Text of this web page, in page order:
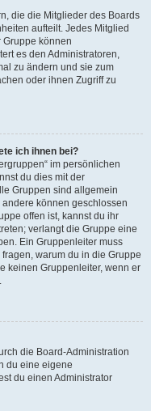
die die Mitglieder des Boards
aufteilt. Jedes Mitglied
können
es den Administratoren,
zu ändern und sie zum
oder ihnen Zugriff zu
ich ihnen bei?
im persönlichen
du dies mit der
Gruppen sind allgemein
können geschlossen
offen ist, kannst du ihr
verlangt die Gruppe eine
Ein Gruppenleiter muss
warum du in die Gruppe
keinen Gruppenleiter, wenn er
die Board-Administration
du eine eigene
du einen Administrator